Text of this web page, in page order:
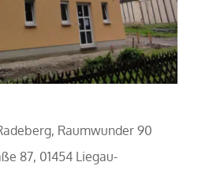
, Raumwunder 90
87, 01454 Liegau-